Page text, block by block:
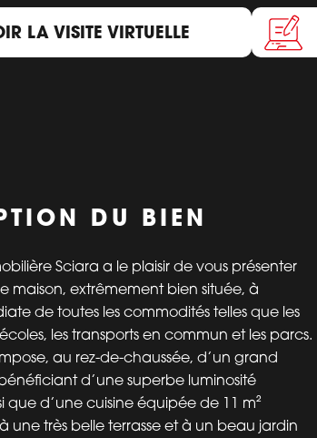
LA VISITE VIRTUELLE
DU BIEN
Sciara a le plaisir de vous présenter
maison, extrêmement bien située, à
de toutes les commodités telles que les
les transports en commun et les parcs.
au rez-de-chaussée, d’un grand
d’une superbe luminosité
que d’une cuisine équipée de 11 m²
une très belle terrasse et à un beau jardin